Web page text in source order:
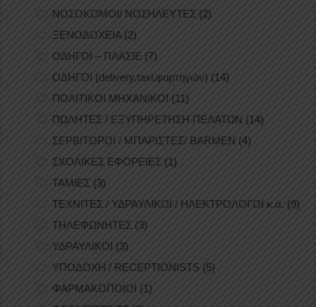
ΝΟΣΟΚΟΜΟΙ/ ΝΟΣΗΛΕΥΤΕΣ (2)
ΞΕΝΟΔΟΧΕΙΑ(2)
ΟΔΗΓΟΙ – ΠΛΑΣΙΕ (7)
ΟΔΗΓΟΙ (delivery,taxi,φορτηγών) (14)
ΠΟΛΙΤΙΚΟΙ ΜΗΧΑΝΙΚΟΙ (11)
ΠΩΛΗΤΕΣ / ΕΞΥΠΗΡΕΤΗΣΗ ΠΕΛΑΤΩΝ (14)
ΣΕΡΒΙΤΟΡΟΙ / ΜΠΑΡΙΣΤΕΣ/ BARMEN (4)
ΣΧΟΛΙΚΕΣ ΕΦΟΡΕΙΕΣ (1)
ΤΑΜΙΕΣ (3)
ΤΕΧΝΙΤΕΣ / ΥΔΡΑΥΛΙΚΟΙ / ΗΛΕΚΤΡΟΛΟΓΟΙ κ.ά. (9)
ΤΗΛΕΦΩΝΗΤΕΣ (3)
ΥΔΡΑΥΛΙΚΟΙ (3)
ΥΠΟΔΟΧΗ / RECEPTIONISTS (5)
ΦΑΡΜΑΚΟΠΟΙΟΙ (1)